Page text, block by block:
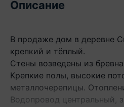
Описание
В продаже дом в деревне
крепкий и тёплый.
Стены возведены из
Крепкие полы, высокие
металлочерепицы.
Водопровод центральный,